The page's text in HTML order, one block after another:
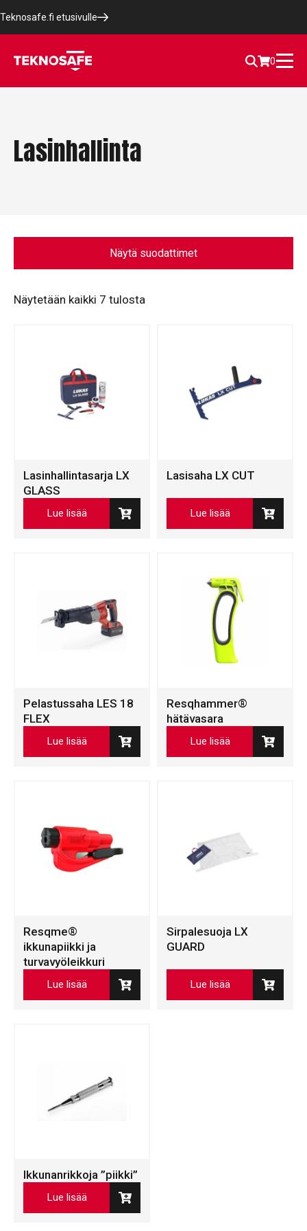
Teknosafe.fi etusivulle
0
Lasinhallinta
Näytä suodattimet
Näytetään kaikki 7 tulosta
Lasinhallintasarja LX
GLASS
Lue lisää
Lasisaha LX CUT
Lue lisää
Pelastussaha LES 18
FLEX
Lue lisää
Resqhammer®
hätävasara
Lue lisää
Resqme®
ikkunapiikki ja
turvavyöleikkuri
Lue lisää
Sirpalesuoja LX
GUARD
Lue lisää
Ikkunanrikkoja ”piikki”
Lue lisää